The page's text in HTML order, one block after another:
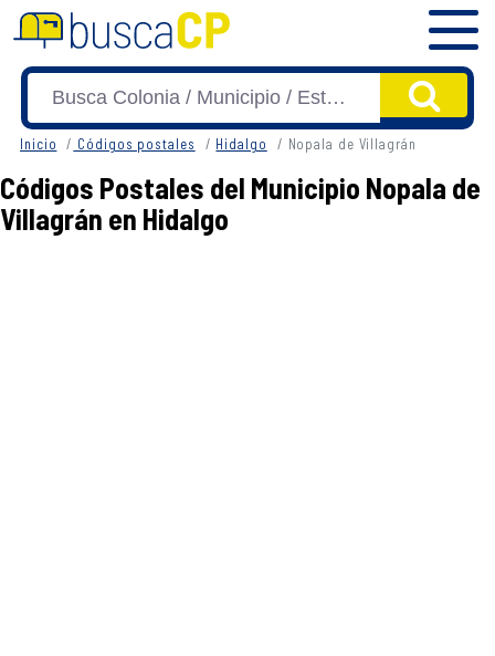
Inicio Códigos postales Hidalgo Nopala de Villagrán
Códigos Postales del Municipio Nopala de
Villagrán en Hidalgo